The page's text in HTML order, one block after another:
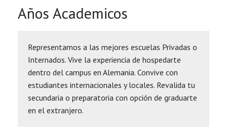
Años Academicos
Representamos a las mejores escuelas Privadas o
Internados. Vive la experiencia de hospedarte
dentro del campus en Alemania. Convive con
estudiantes internacionales y locales. Revalida tu
secundaria o preparatoria con opción de graduarte
en el extranjero.